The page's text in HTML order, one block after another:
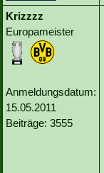
Krizzzz
Europameister
Anmeldungsdatum:
15.05.2011
Beiträge: 3555